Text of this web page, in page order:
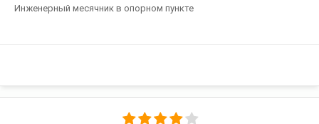
Инженерный месячник в опорном пункте